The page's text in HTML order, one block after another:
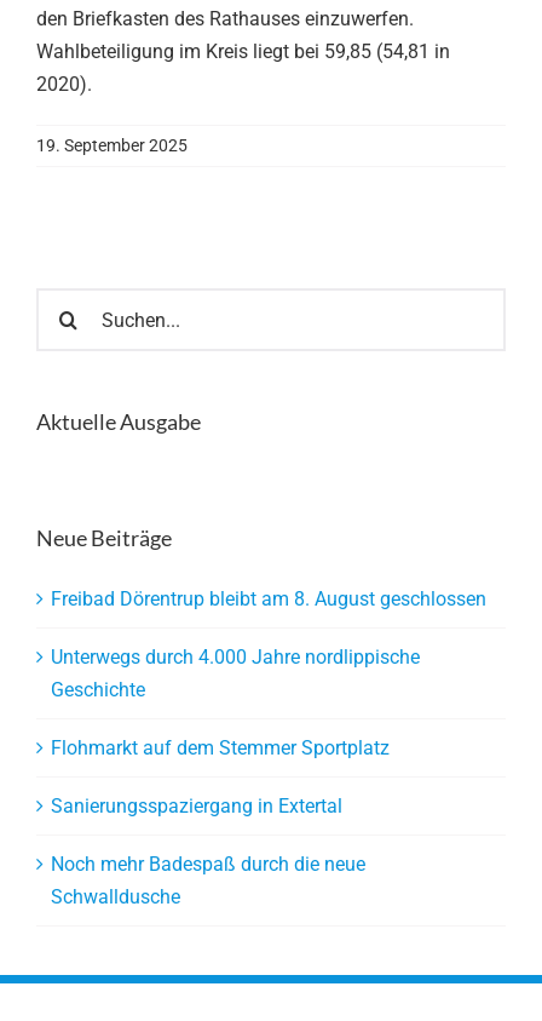
den Briefkasten des Rathauses einzuwerfen.
Wahlbeteiligung im Kreis liegt bei 59,85 (54,81 in
2020).
19. September 2025
nach:
Aktuelle Ausgabe
Neue Beiträge
Freibad Dörentrup bleibt am 8. August geschlossen
Unterwegs durch 4.000 Jahre nordlippische
Geschichte
Flohmarkt auf dem Stemmer Sportplatz
Sanierungsspaziergang in Extertal
Noch mehr Badespaß durch die neue
Schwalldusche